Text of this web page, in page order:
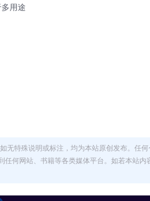
用途
无特殊说明或标注，均为本站原创发布。任
任何网站、书籍等各类媒体平台。如若本站